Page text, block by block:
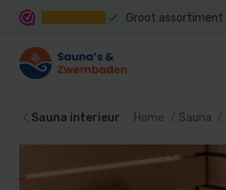
Groot assortiment
Sauna interieur Home Sauna